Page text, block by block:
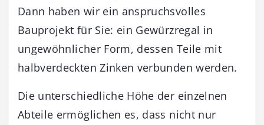
Dann haben wir ein anspruchsvolles
Bauprojekt für Sie: ein Gewürzregal in
ungewöhnlicher Form, dessen Teile mit
halbverdeckten Zinken verbunden werden.
Die unterschiedliche Höhe der einzelnen
Abteile ermöglichen es, dass nicht nur